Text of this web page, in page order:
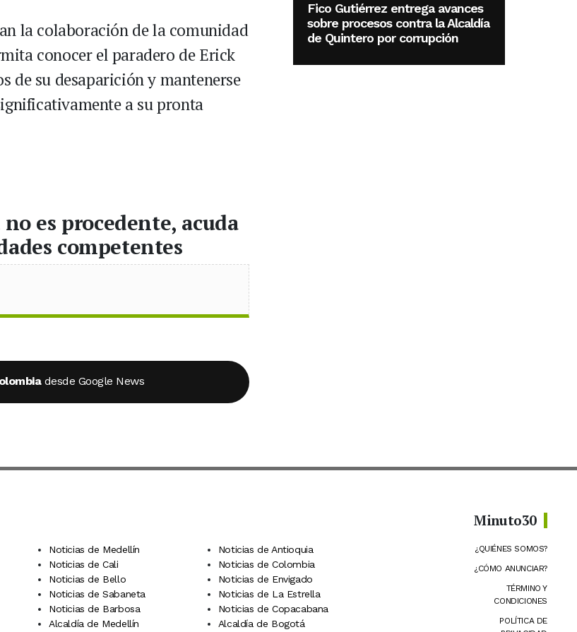
la colaboración de la comunidad
conocer el paradero de Erick
de su desaparición y mantenerse
a su pronta
es procedente, acuda
competentes
desde Google News
Fico Gutiérrez entrega avances
sobre procesos contra la Alcaldía
de Quintero por corrupción
Noticias de Medellín
Noticias de Antioquia
Noticias de Cali
Noticias de Colombia
Noticias de Bello
Noticias de Envigado
Noticias de Sabaneta
Noticias de La Estrella
Noticias de Barbosa
Noticias de Copacabana
Alcaldía de Medellín Alcaldía de Bogotá
Minuto30
¿QUIÉNES SOMOS?
¿CÓMO ANUNCIAR?
TÉRMINO Y
CONDICIONES
POLÍTICA DE